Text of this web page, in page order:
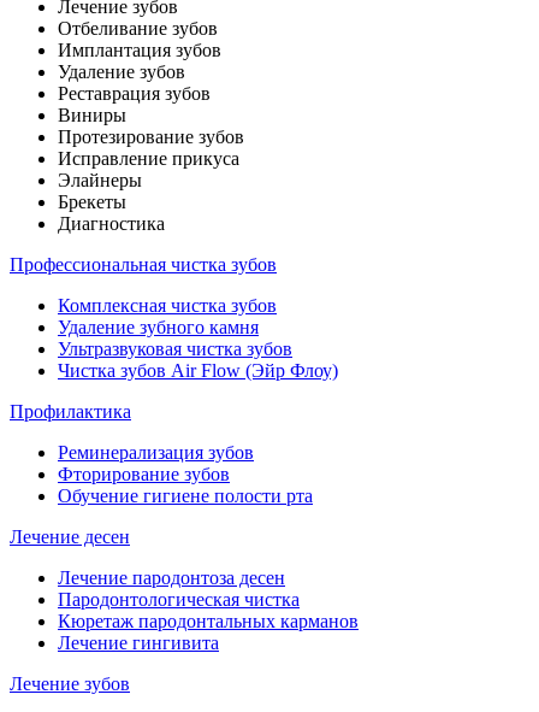
Лечение зубов
Отбеливание зубов
Имплантация зубов
Удаление зубов
Реставрация зубов
Виниры
Протезирование зубов
Исправление прикуса
Элайнеры
Брекеты
Диагностика
Профессиональная чистка зубов
Комплексная чистка зубов
Удаление зубного камня
Ультразвуковая чистка зубов
Чистка зубов Air Flow (Эйр Флоу)
Профилактика
Реминерализация зубов
Фторирование зубов
Обучение гигиене полости рта
Лечение десен
Лечение пародонтоза десен
Пародонтологическая чистка
Кюретаж пародонтальных карманов
Лечение гингивита
Лечение зубов